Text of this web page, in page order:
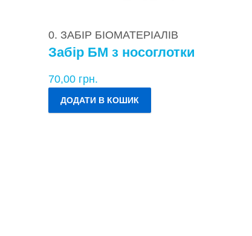
0. ЗАБІР БІОМАТЕРІАЛІВ
Забір БМ з носоглотки
70,00 грн.
ДОДАТИ В КОШИК